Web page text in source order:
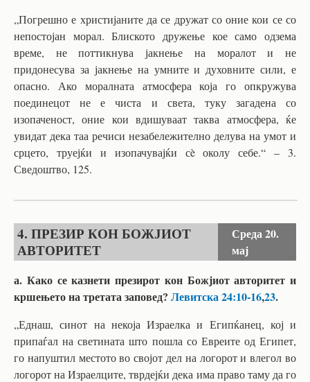
„Погрешно е христијаните да се дружат со оние кои се со
непостојан морал. Блиското дружење кое само одзема
време, не поттикнува јакнење на моралот и не
придонесува за јакнење на умните и духовните сили, е
опасно. Ако моралната атмосфера која го опкружува
поединецот не е чиста и света, туку загадена со
изопаченост, оние кои вдишуваат таква атмосфера, ќе
увидат дека таа речиси незабележително делува на умот и
срцето, труејќи и изопачувајќи сè околу себе.“ – 3.
Сведоштво, 125.
4. ПРЕЗИР КОН БОЖЈИОТ
АВТОРИТЕТ
Среда20.
мај
а. Како се казнети презирот кон Божјиот авторитет и
кршењето на третата заповед? Левитска 24:10-16,23.
„Еднаш, синот на некоја Израелка и Египќанец, кој и
припаѓал на светината што пошла со Евреите од Египет,
го напуштил местото во својот дел на логорот и влегол во
логорот на Израелците, тврдејќи дека има право таму да го